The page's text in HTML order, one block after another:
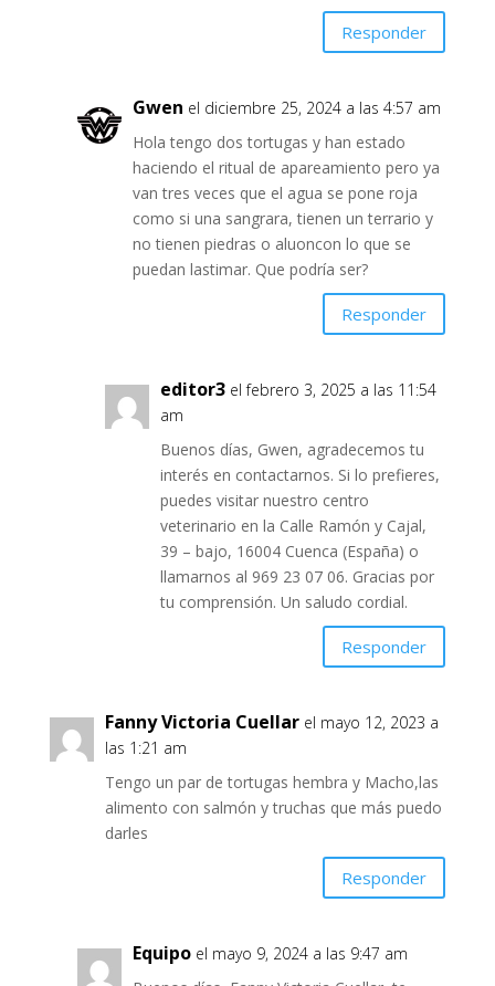
Responder
Gwen el diciembre 25, 2024 a las 4:57 am
Hola tengo dos tortugas y han estado
haciendo el ritual de apareamiento pero ya
van tres veces que el agua se pone roja
como si una sangrara, tienen un terrario y
no tienen piedras o aluoncon lo que se
puedan lastimar. Que podría ser?
Responder
editor3 el febrero 3, 2025 a las 11:54
am
Buenos días, Gwen, agradecemos tu
interés en contactarnos. Si lo prefieres,
puedes visitar nuestro centro
veterinario en la Calle Ramón y Cajal,
39 – bajo, 16004 Cuenca (España) o
llamarnos al 969 23 07 06. Gracias por
tu comprensión. Un saludo cordial.
Responder
Fanny Victoria Cuellar el mayo 12, 2023 a
las 1:21 am
Tengo un par de tortugas hembra y Macho,las
alimento con salmón y truchas que más puedo
darles
Responder
Equipo el mayo 9, 2024 a las 9:47 am